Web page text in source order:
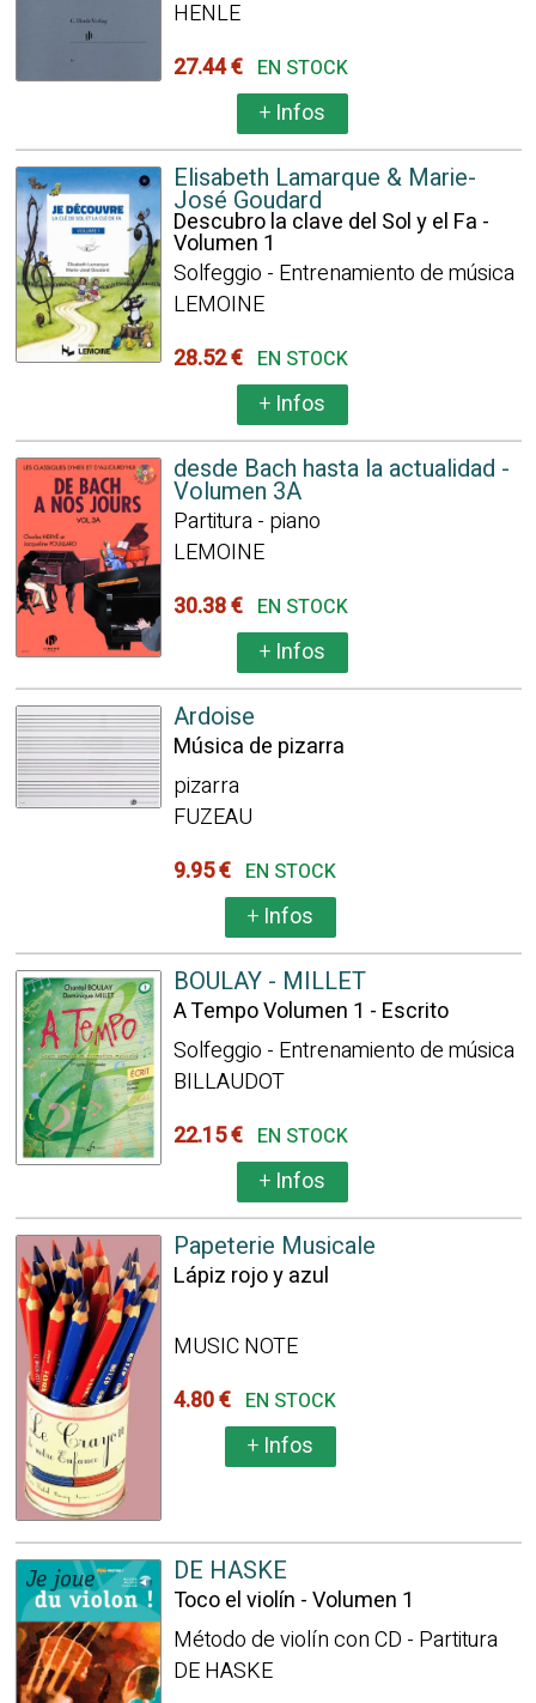
HENLE
27.44 € EN STOCK
+Infos
Elisabeth Lamarque & Marie-
José Goudard
Descubro la clave del Sol y el Fa -
Volumen 1
Solfeggio - Entrenamiento de música
LEMOINE
28.52 € EN STOCK
+Infos
desde Bach hasta la actualidad -
Volumen 3A
Partitura - piano
LEMOINE
30.38 € EN STOCK
+Infos
Ardoise
Música de pizarra
pizarra
FUZEAU
9.95 € EN STOCK
+Infos
BOULAY - MILLET
A Tempo Volumen 1 - Escrito
Solfeggio - Entrenamiento de música
BILLAUDOT
22.15 € EN STOCK
+Infos
Papeterie Musicale
Lápiz rojo y azul
MUSIC NOTE
4.80 € EN STOCK
+Infos
DE HASKE
Toco el violín - Volumen 1
Método de violín con CD - Partitura
DE HASKE